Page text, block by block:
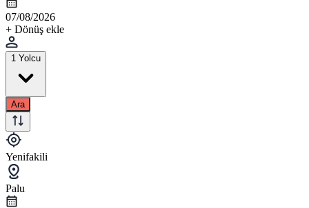
07/08/2026
+ Dönüş ekle
1 Yolcu
Ara
Yenifakili
Palu